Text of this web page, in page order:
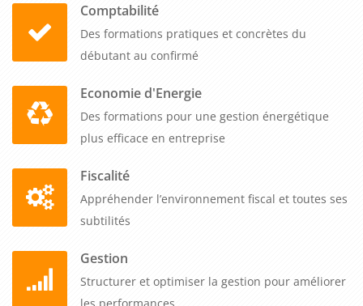
solaires, contribuer au développement des énergies
renouvelables tout en maîtrisant parfaitement les risques
techniques et réglementaires du secteur photovoltaïque.
Comptabilité
Des formations pratiques et concrètes du
débutant au confirmé
Economie d'Energie
Des formations pour une gestion énergétique
plus efficace en entreprise
Fiscalité
Appréhender l’environnement fiscal et toutes ses
subtilités
Gestion
Structurer et optimiser la gestion pour améliorer